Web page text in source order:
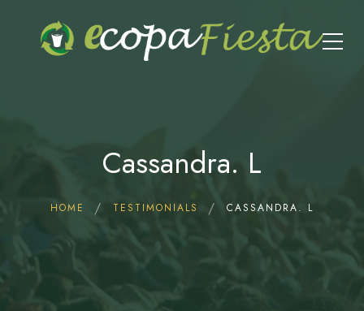
Cassandra. L
HOME TESTIMONIALS CASSANDRA. L